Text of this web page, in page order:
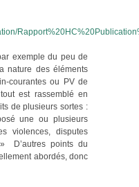
exemple du peu de
nature des éléments
courantes ou PV de
est rassemblé en
de plusieurs sortes :
une ou plusieurs
violences, disputes
D’autres points du
abordés, donc